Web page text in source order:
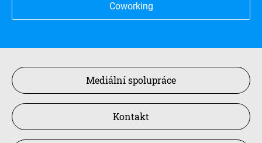
Coworking
Mediální spolupráce
Kontakt